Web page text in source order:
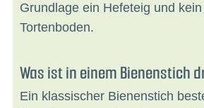
Grundlage ein Hefeteig und
Tortenboden.
Was ist in einem Bienenstich
Ein klassischer Bienenstich